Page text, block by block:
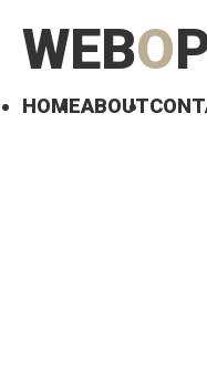
WEBO
HOMEABOUT